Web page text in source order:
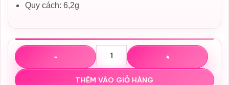
Quy cách: 6,2g
Che khuyết điểm Nars Soft Matte Complete Concealer
THÊM VÀO GIỎ HÀNG